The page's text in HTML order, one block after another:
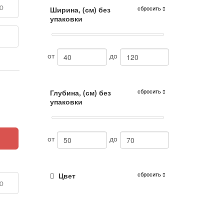
Ширина, (см) без
упаковки
сбросить
от до
Глубина, (см) без
упаковки
сбросить
от до
Цвет сбросить